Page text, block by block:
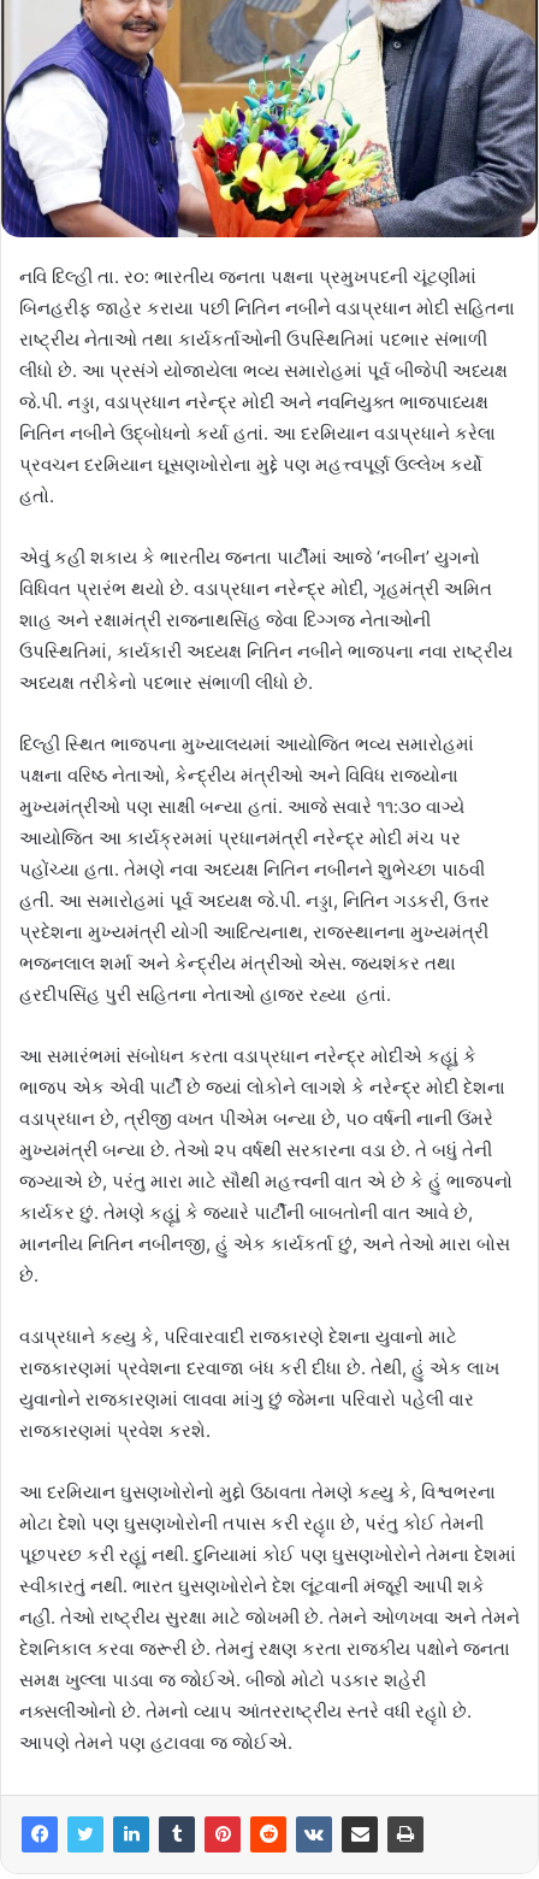
નવિ દિલ્હી તા. ર૦: ભારતીય જનતા પક્ષના પ્રમુખપદની ચૂંટણીમાં
બિનહરીફ જાહેર કરાયા પછી નિતિન નબીને વડાપ્રધાન મોદી સહિતના
રાષ્ટ્રીય નેતાઓ તથા કાર્યકર્તાઓની ઉપસ્થિતિમાં પદભાર સંભાળી
લીધો છે. આ પ્રસંગે યોજાયેલા ભવ્ય સમારોહમાં પૂર્વ બીજેપી અધ્યક્ષ
જે.પી. નડ્ડા, વડાપ્રધાન નરેન્દ્ર મોદી અને નવનિયુક્ત ભાજપાધ્યક્ષ
નિતિન નબીને ઉદ્બોધનો કર્યા હતાં. આ દરમિયાન વડાપ્રધાને કરેલા
પ્રવચન દરમિયાન ઘૂસણખોરોના મુદ્દે પણ મહત્ત્વપૂર્ણ ઉલ્લેખ કર્યો
હતો.
એવું કહી શકાય કે ભારતીય જનતા પાર્ટીમાં આજે ‘નબીન’ યુગનો
વિધિવત પ્રારંભ થયો છે. વડાપ્રધાન નરેન્દ્ર મોદી, ગૃહમંત્રી અમિત
શાહ અને રક્ષામંત્રી રાજનાથસિંહ જેવા દિગ્ગજ નેતાઓની
ઉપસ્થિતિમાં, કાર્યકારી અધ્યક્ષ નિતિન નબીને ભાજપના નવા રાષ્ટ્રીય
અધ્યક્ષ તરીકેનો પદભાર સંભાળી લીધો છે.
દિલ્હી સ્થિત ભાજપના મુખ્યાલયમાં આયોજિત ભવ્ય સમારોહમાં
પક્ષના વરિષ્ઠ નેતાઓ, કેન્દ્રીય મંત્રીઓ અને વિવિધ રાજયોના
મુખ્યમંત્રીઓ પણ સાક્ષી બન્યા હતાં. આજે સવારે ૧૧:૩૦ વાગ્યે
આયોજિત આ કાર્યક્રમમાં પ્રધાનમંત્રી નરેન્દ્ર મોદી મંચ પર
પહોંચ્યા હતા. તેમણે નવા અધ્યક્ષ નિતિન નબીનને શુભેચ્છા પાઠવી
હતી. આ સમારોહમાં પૂર્વ અધ્યક્ષ જે.પી. નડ્ડા, નિતિન ગડકરી, ઉત્તર
પ્રદેશના મુખ્યમંત્રી યોગી આદિત્યનાથ, રાજસ્થાનના મુખ્યમંત્રી
ભજનલાલ શર્મા અને કેન્દ્રીય મંત્રીઓ એસ. જયશંકર તથા
હરદીપસિંહ પુરી સહિતના નેતાઓ હાજર રહ્યા હતાં.
આ સમારંભમાં સંબોધન કરતા વડાપ્રધાન નરેન્દ્ર મોદીએ કહૃાું કે
ભાજપ એક એવી પાર્ટી છે જ્યાં લોકોને લાગશે કે નરેન્દ્ર મોદી દેશના
વડાપ્રધાન છે, ત્રીજી વખત પીએમ બન્યા છે, ૫૦ વર્ષની નાની ઉંમરે
મુખ્યમંત્રી બન્યા છે. તેઓ ૨૫ વર્ષથી સરકારના વડા છે. તે બધું તેની
જગ્યાએ છે, પરંતુ મારા માટે સૌથી મહત્ત્વની વાત એ છે કે હું ભાજપનો
કાર્યકર છું. તેમણે કહૃાું કે જ્યારે પાર્ટીની બાબતોની વાત આવે છે,
માનનીય નિતિન નબીનજી, હું એક કાર્યકર્તા છું, અને તેઓ મારા બોસ
છે.
વડાપ્રધાને કહ્યુ કે, પરિવારવાદી રાજકારણે દેશના યુવાનો માટે
રાજકારણમાં પ્રવેશના દરવાજા બંધ કરી દીધા છે. તેથી, હું એક લાખ
યુવાનોને રાજકારણમાં લાવવા માંગુ છું જેમના પરિવારો પહેલી વાર
રાજકારણમાં પ્રવેશ કરશે.
આ દરમિયાન ઘુસણખોરોનો મુદ્દો ઉઠાવતા તેમણે કહ્યુ કે, વિશ્વભરના
મોટા દેશો પણ ઘુસણખોરોની તપાસ કરી રહૃાા છે, પરંતુ કોઈ તેમની
પૂછપરછ કરી રહૃાું નથી. દુનિયામાં કોઈ પણ ઘુસણખોરોને તેમના દેશમાં
સ્વીકારતું નથી. ભારત ઘુસણખોરોને દેશ લૂંટવાની મંજૂરી આપી શકે
નહીં. તેઓ રાષ્ટ્રીય સુરક્ષા માટે જોખમી છે. તેમને ઓળખવા અને તેમને
દેશનિકાલ કરવા જરૂરી છે. તેમનું રક્ષણ કરતા રાજકીય પક્ષોને જનતા
સમક્ષ ખુલ્લા પાડવા જ જોઈએ. બીજો મોટો પડકાર શહેરી
નક્સલીઓનો છે. તેમનો વ્યાપ આંતરરાષ્ટ્રીય સ્તરે વધી રહૃાો છે.
આપણે તેમને પણ હટાવવા જ જોઈએ.